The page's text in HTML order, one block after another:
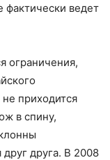
фактически ведет
ограничения,
приходится
в спину,
друга. В 2008